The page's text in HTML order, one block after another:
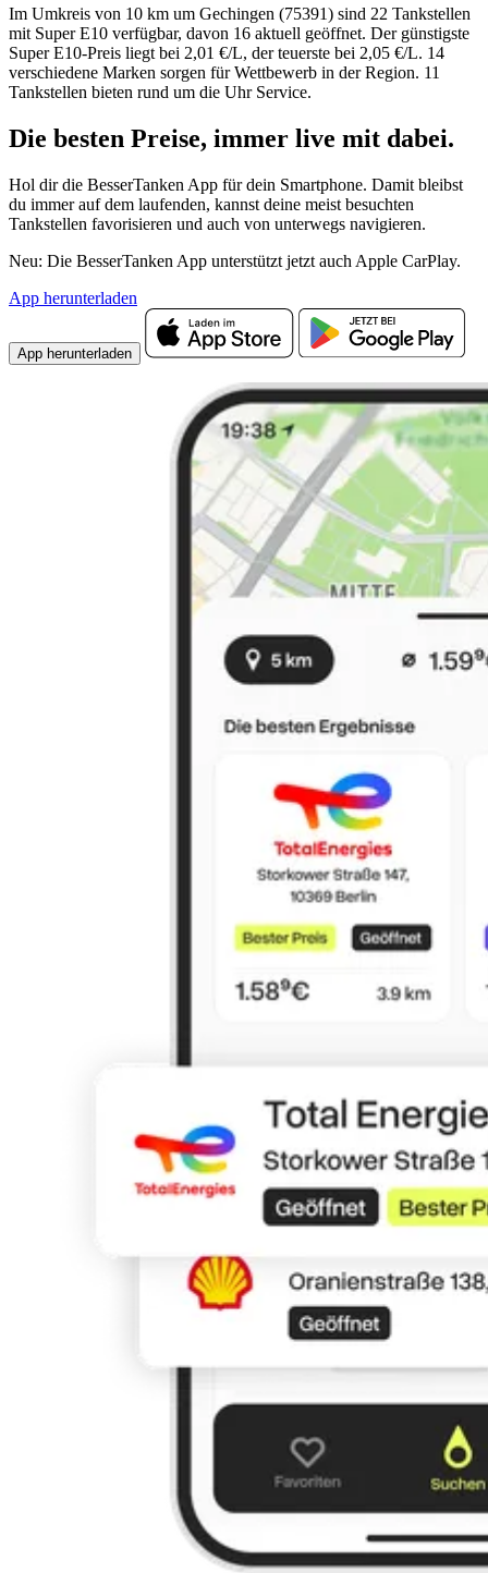
Im Umkreis von 10 km um Gechingen (75391) sind 22 Tankstellen
mit Super E10 verfügbar, davon 16 aktuell geöffnet. Der günstigste
Super E10-Preis liegt bei 2,01 €/L, der teuerste bei 2,05 €/L. 14
verschiedene Marken sorgen für Wettbewerb in der Region. 11
Tankstellen bieten rund um die Uhr Service.
Die besten Preise, immer live mit dabei.
Hol dir die BesserTanken App für dein Smartphone. Damit bleibst
du immer auf dem laufenden, kannst deine meist besuchten
Tankstellen favorisieren und auch von unterwegs navigieren.
Neu: Die BesserTanken App unterstützt jetzt auch Apple CarPlay.
App herunterladen
App herunterladen